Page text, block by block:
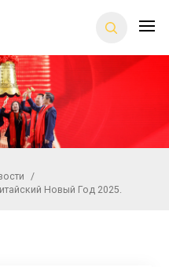
/
Новый Год 2025.